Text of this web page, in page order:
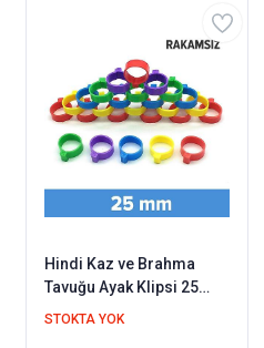
Hindi Kaz ve Brahma
Tavuğu Ayak Klipsi 25
mm 10'lu Paket
STOKTA YOK